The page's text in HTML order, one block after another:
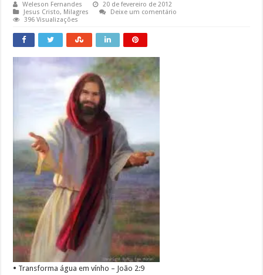
Weleson Fernandes
20 de fevereiro de 2012
Jesus Cristo, Milagres
Deixe um comentário
396 Visualizações
• Transforma água em vínho – João 2:9